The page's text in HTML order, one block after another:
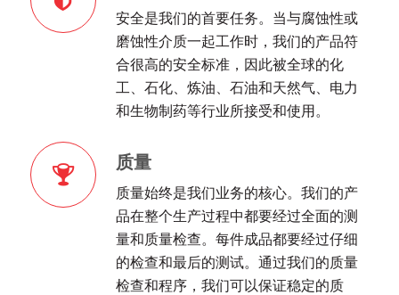
安全是我们的首要任务。当与腐蚀性或
磨蚀性介质一起工作时，我们的产品符
合很高的安全标准，因此被全球的化
工、石化、炼油、石油和天然气、电力
和生物制药等行业所接受和使用。
质量
质量始终是我们业务的核心。我们的产
品在整个生产过程中都要经过全面的测
量和质量检查。每件成品都要经过仔细
的检查和最后的测试。通过我们的质量
检查和程序，我们可以保证稳定的质